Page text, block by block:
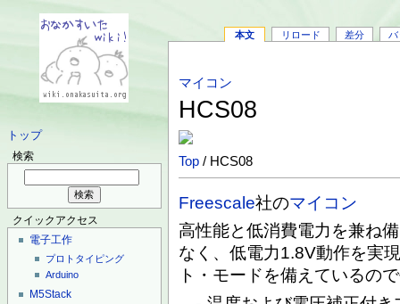
トップ
検索
クイックアクセス
電子工作
プロトタイピング
Arduino
M5Stack
本文 リロード 差分 バ
マイコン
HCS08
Top / HCS08
Freescale社のマイコン
高性能と低消費電力を兼ね
なく、低電力1.8V動作を実
ト・モードを備えているの